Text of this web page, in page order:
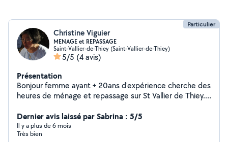
Particulier
Christine Viguier
MENAGE et REPASSAGE
Saint-Vallier-de-Thiey (Saint-Vallier-de-Thiey)
5/5 (4 avis)
Présentation
Bonjour femme ayant + 20ans d'expérience cherche des
heures de ménage et repassage sur St Vallier de Thiey.
Chateauneuf de Grasse, le Rouret Merci de me laisser
un message signé ou sur répondeur si possible. Je vous
rappellerai
Dernier avis laissé par Sabrina : 5/5
Il y a plus de 6 mois
Très bien